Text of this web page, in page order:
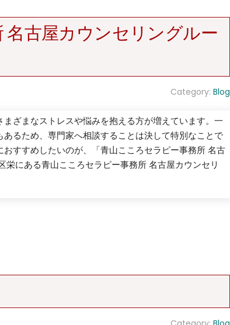
古屋カウンセリングルー
Category: Blog
ざまなストレスや悩みを抱える方が増えています。一
るため、専門家へ相談することは決して特別なことで
すすめしたいのが、「青山こころセラピー事務所 名古
にある青山こころセラピー事務所 名古屋カウンセリ